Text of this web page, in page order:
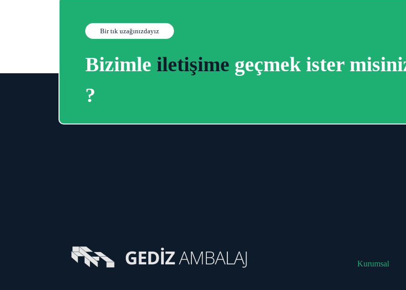
Bir tık uzağınızdayız
Bizimle iletişime geçmek ister
?
Kurumsal